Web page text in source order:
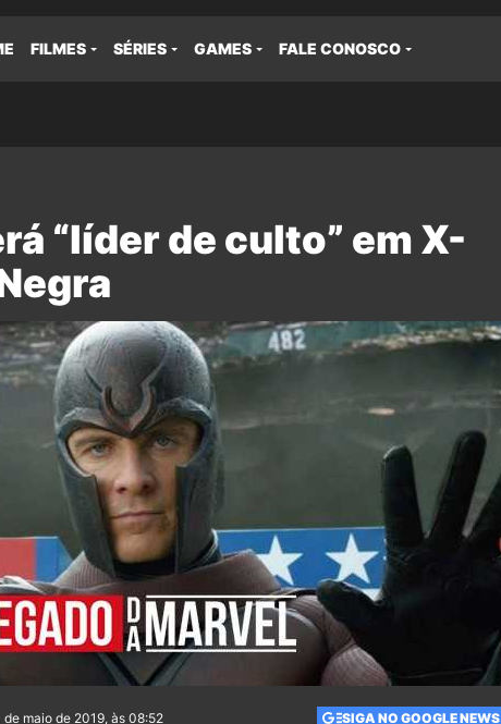
FILMES SÉRIES GAMES FALE CONOSCO
“líder de culto” em X-
maio de 2019, às 08:52 SIGA NO GOOGLE NEWS